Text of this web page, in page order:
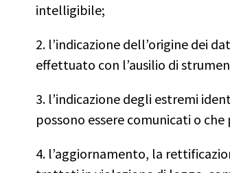
intelligibile;
2. l’indicazione dell’origine dei
effettuato con l’ausilio di
3. l’indicazione degli estremi
possono essere comunicati o
4. l’aggiornamento, la